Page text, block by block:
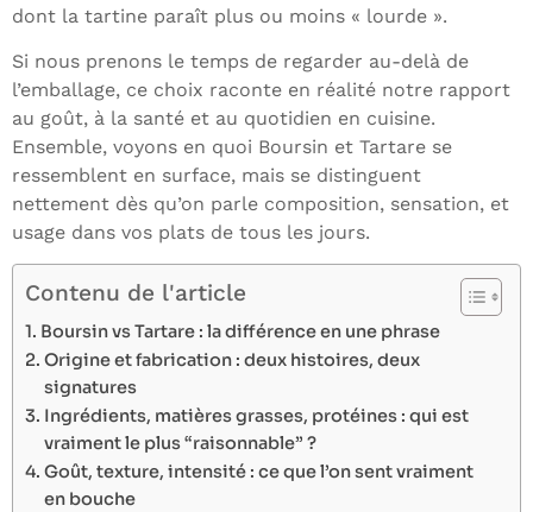
dont la tartine paraît plus ou moins « lourde ».
Si nous prenons le temps de regarder au-delà de
l’emballage, ce choix raconte en réalité notre rapport
au goût, à la santé et au quotidien en cuisine.
Ensemble, voyons en quoi Boursin et Tartare se
ressemblent en surface, mais se distinguent
nettement dès qu’on parle composition, sensation, et
usage dans vos plats de tous les jours.
Contenu de l'article
Boursin vs Tartare : la différence en une phrase
Origine et fabrication : deux histoires, deux
signatures
Ingrédients, matières grasses, protéines : qui est
vraiment le plus “raisonnable” ?
Goût, texture, intensité : ce que l’on sent vraiment
en bouche